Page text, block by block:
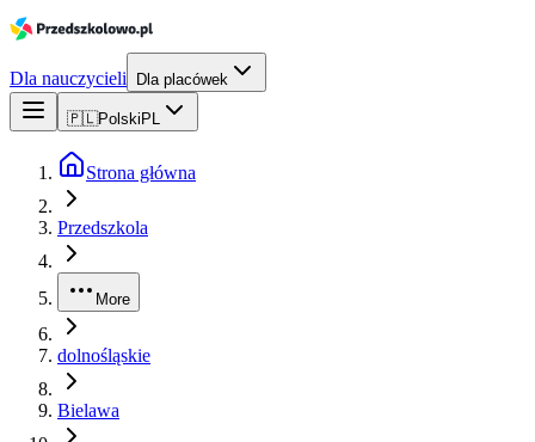
Dla nauczycieli Dla placówek
🇵🇱Polski PL
Strona główna
Przedszkola
More
dolnośląskie
Bielawa